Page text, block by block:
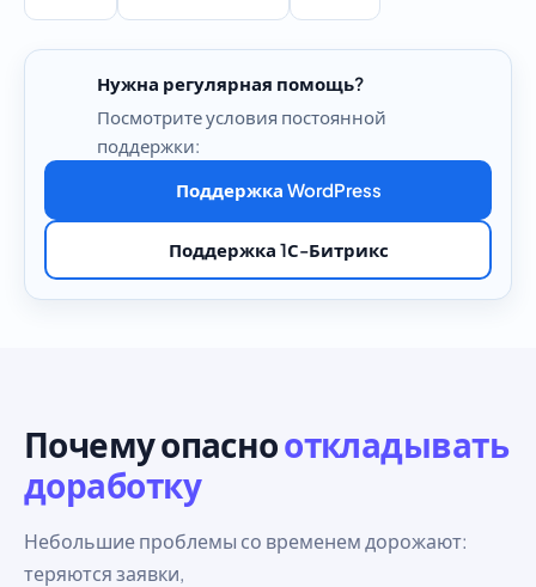
Нужна регулярная помощь?
Посмотрите условия постоянной
поддержки:
Поддержка WordPress
Поддержка 1С-Битрикс
Почему опаснооткладывать
доработку
Небольшие проблемы со временем дорожают:
теряются заявки,